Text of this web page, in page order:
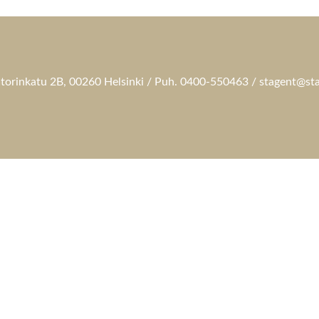
2B, 00260 Helsinki / Puh. 0400-550463 /